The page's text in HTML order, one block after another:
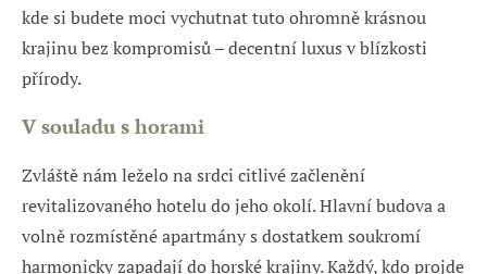
kde si budete moci vychutnat tuto ohromně krásnou
krajinu bez kompromisů – decentní luxus v blízkosti
přírody.
V souladu s horami
Zvláště nám leželo na srdci citlivé začlenění
revitalizovaného hotelu do jeho okolí. Hlavní budova a
volně rozmístěné apartmány s dostatkem soukromí
harmonicky zapadají do horské krajiny. Každý, kdo projde